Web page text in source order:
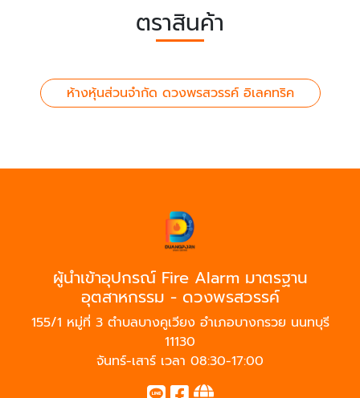
ตราสินค้า
ห้างหุ้นส่วนจำกัด ดวงพรสวรรค์ อิเลคทริค
ผู้นำเข้าอุปกรณ์ Fire Alarm มาตรฐาน
อุตสาหกรรม - ดวงพรสวรรค์
155/1 หมู่ที่ 3 ตำบลบางคูเวียง อำเภอบางกรวย นนทบุรี
11130
จันทร์-เสาร์ เวลา 08:30-17:00